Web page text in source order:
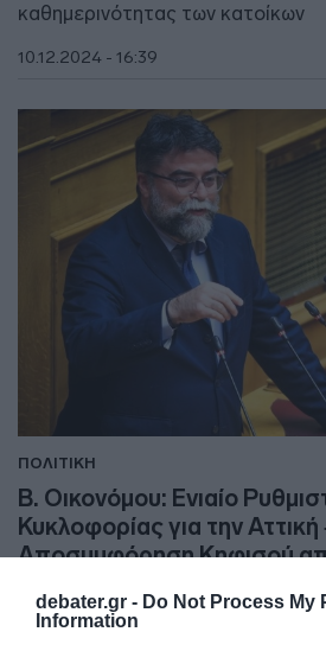
debater.gr - Do Not Process My
Information
καθημερινότητας των κατοίκων
10.12.2024 - 16:39
ΠΟΛΙΤΙΚΗ
Β. Οικονόμου: Ενιαίο
Κυκλοφορίας για την Αττική
Αποσυμφόρηση Κηφισού
Μεταφορά από το Βοτανικό στη
επιχειρήσεων και logistics